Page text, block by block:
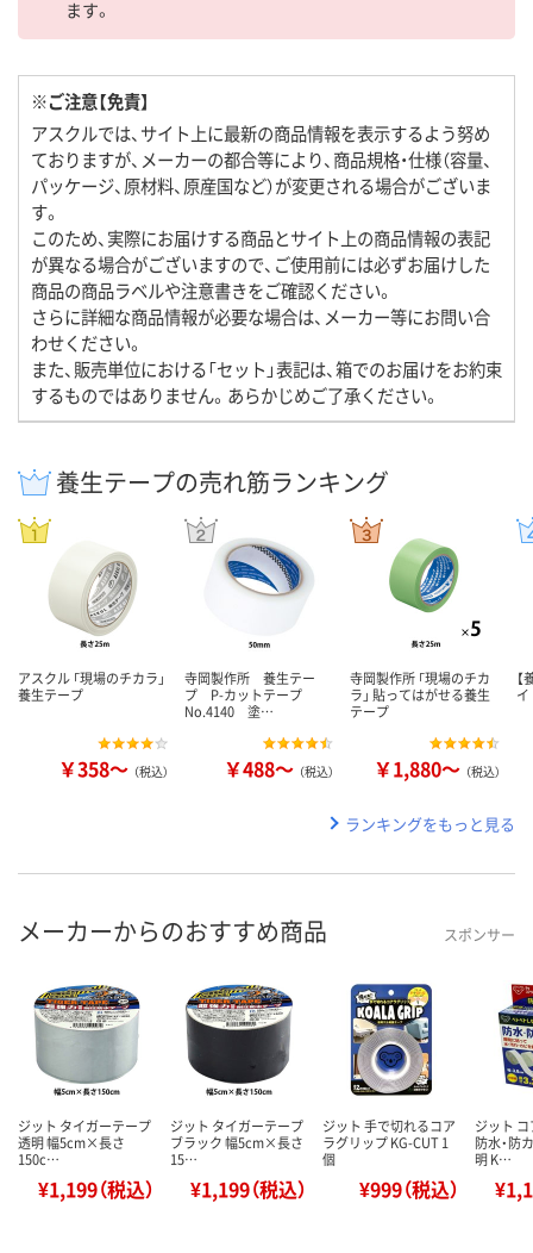
ます。
※ご注意【免責】
アスクルでは、サイト上に最新の商品情報を表示するよう努め
ておりますが、メーカーの都合等により、商品規格・仕様（容量、
パッケージ、原材料、原産国など）が変更される場合がございま
す。
このため、実際にお届けする商品とサイト上の商品情報の表記
が異なる場合がございますので、ご使用前には必ずお届けした
商品の商品ラベルや注意書きをご確認ください。
さらに詳細な商品情報が必要な場合は、メーカー等にお問い合
わせください。
また、販売単位における「セット」表記は、箱でのお届けをお約束
するものではありません。あらかじめご了承ください。
養生テープの売れ筋ランキング
アスクル 「現場のチカラ」
養生テープ
￥358～ （税込）
寺岡製作所 養生テー
プ P-カットテープ
No.4140 塗…
￥488～ （税込）
寺岡製作所 「現場のチカ
ラ」 貼ってはがせる養生
テープ
￥1,880～ （税込）
ランキングをもっと見る
メーカーからのおすすめ商品 スポンサー
ジット タイガーテープ
透明 幅5cm×長さ
150c…
¥1,199（税込）
ジット タイガーテープ
ブラック 幅5cm×長さ
15…
¥1,199（税込）
ジット 手で切れるコア
ラグリップ KG-CUT 1
個
¥999（税込）
ジット
防水・防
明 K…